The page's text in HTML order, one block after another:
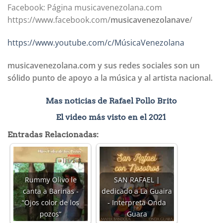
Facebook: Página musicavenezolana.com
https://www.facebook.com/musicavenezolanave/
https://www.youtube.com/c/MúsicaVenezolana
musicavenezolana.com y sus redes sociales son un
sólido punto de apoyo a la música y al artista nacional.
Mas noticias de Rafael Pollo Brito
El video más visto en el 2021
Entradas Relacionadas:
Rummy Olivo le
canta a Barinas -
“Ojos color de los
pozos“
SAN RAFAEL |
dedicado a La Guaira
- Interpreta Onda
Guara